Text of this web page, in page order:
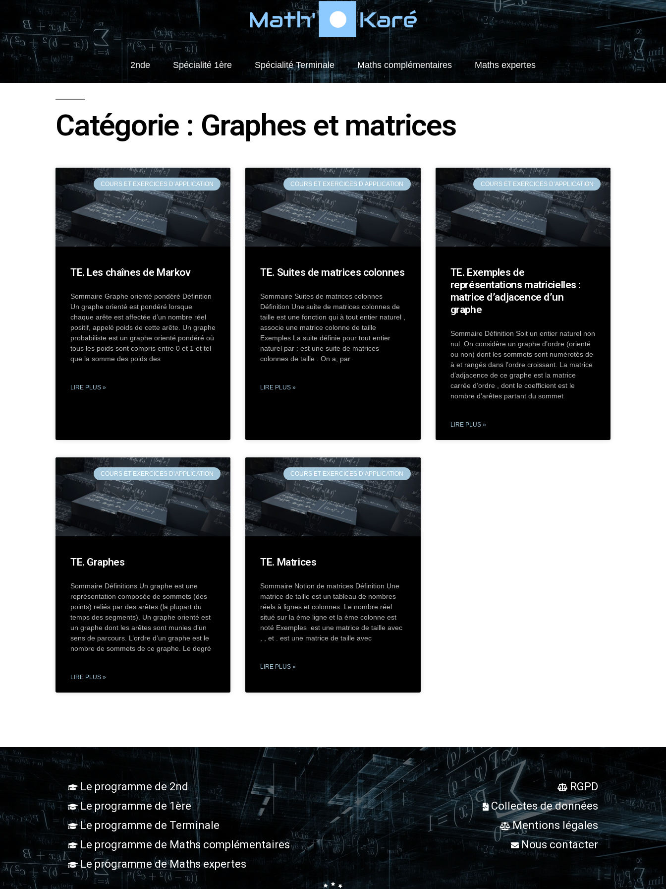
2nde Spécialité 1ère Spécialité Terminale Maths complémentaires Maths expertes
Catégorie : Graphes et matrices
COURS ET EXERCICES D’APPLICATION
TE. Les chaînes de Markov
Sommaire Graphe orienté pondéré Définition
Un graphe orienté est pondéré lorsque
chaque arête est affectée d’un nombre réel
positif, appelé poids de cette arête. Un graphe
probabiliste est un graphe orienté pondéré où
tous les poids sont compris entre 0 et 1 et tel
que la somme des poids des
LIRE PLUS »
COURS ET EXERCICES D’APPLICATION
TE. Suites de matrices colonnes
Sommaire Suites de matrices colonnes
Définition Une suite de matrices colonnes de
taille est une fonction qui à tout entier naturel ,
associe une matrice colonne de taille
Exemples La suite définie pour tout entier
naturel par : est une suite de matrices
colonnes de taille . On a, par
LIRE PLUS »
COURS ET EXERCICES D’APPLICATION
TE. Exemples de
représentations matricielles :
matrice d’adjacence d’un
graphe
Sommaire Définition Soit un entier naturel non
nul. On considère un graphe d’ordre (orienté
ou non) dont les sommets sont numérotés de
à et rangés dans l’ordre croissant. La matrice
d’adjacence de ce graphe est la matrice
carrée d’ordre , dont le coefficient est le
nombre d’arêtes partant du sommet
LIRE PLUS »
COURS ET EXERCICES D’APPLICATION
TE. Graphes
Sommaire Définitions Un graphe est une
représentation composée de sommets (des
points) reliés par des arêtes (la plupart du
temps des segments). Un graphe orienté est
un graphe dont les arêtes sont munies d’un
sens de parcours. L’ordre d’un graphe est le
nombre de sommets de ce graphe. Le degré
LIRE PLUS »
COURS ET EXERCICES D’APPLICATION
TE. Matrices
Sommaire Notion de matrices Définition Une
matrice de taille est un tableau de nombres
réels à lignes et colonnes. Le nombre réel
situé sur la ème ligne et la ème colonne est
noté Exemples est une matrice de taille avec
, , et . est une matrice de taille avec
LIRE PLUS »
Le programme de 2nd
Le programme de 1ère
Le programme de Terminale
Le programme de Maths complémentaires
Le programme de Maths expertes
RGPD
Collectes de données
Mentions légales
Nous contacter